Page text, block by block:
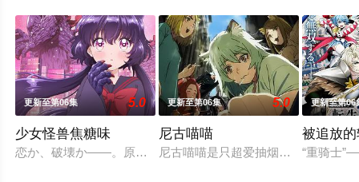
更新至第06集 5.0
少女怪兽焦糖味
恋か、破壊か――。原因不明の病に悩まされている女子高生・
更新至第06集 5.0
尼古喵喵
尼古喵喵是只超爱抽烟的废物兽人！
更新至第06
被追放
“重骑士